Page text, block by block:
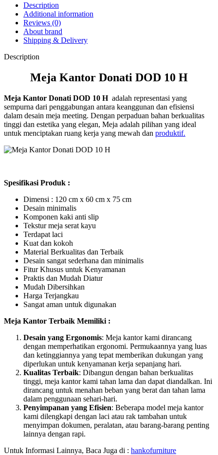
Description
Additional information
Reviews (0)
About brand
Shipping & Delivery
Description
Meja Kantor Donati DOD 10 H
Meja Kantor Donati DOD 10 H adalah representasi yang
sempurna dari penggabungan antara keanggunan dan efisiensi
dalam desain meja meeting. Dengan perpaduan bahan berkualitas
tinggi dan estetika yang elegan, Meja adalah pilihan yang ideal
untuk menciptakan ruang kerja yang mewah dan produktif.
Spesifikasi Produk :
Dimensi : 120 cm x 60 cm x 75 cm
Desain minimalis
Komponen kaki anti slip
Tekstur meja serat kayu
Terdapat laci
Kuat dan kokoh
Material Berkualitas dan Terbaik
Desain sangat sederhana dan minimalis
Fitur Khusus untuk Kenyamanan
Praktis dan Mudah Diatur
Mudah Dibersihkan
Harga Terjangkau
Sangat aman untuk digunakan
Meja Kantor Terbaik Memiliki :
Desain yang Ergonomis: Meja kantor kami dirancang
dengan memperhatikan ergonomi. Permukaannya yang luas
dan ketinggiannya yang tepat memberikan dukungan yang
diperlukan untuk kenyamanan kerja sepanjang hari.
Kualitas Terbaik: Dibangun dengan bahan berkualitas
tinggi, meja kantor kami tahan lama dan dapat diandalkan. Ini
dirancang untuk menahan beban yang berat dan tahan lama
dalam penggunaan sehari-hari.
Penyimpanan yang Efisien: Beberapa model meja kantor
kami dilengkapi dengan laci atau rak tambahan untuk
menyimpan dokumen, peralatan, atau barang-barang penting
lainnya dengan rapi.
Untuk Informasi Lainnya, Baca Juga di : hankofurniture